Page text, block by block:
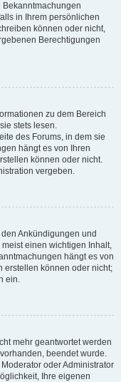
in Ihrem persönlichen
können oder nicht,
Berechtigungen
zu dem Bereich
stets lesen.
des Forums, in dem sie
hängt es von Ihren
können oder nicht.
vergeben.
Ankündigungen und
einen wichtigen Inhalt,
hängt es von
erstellen können oder nicht;
ein.
mehr geantwortet werden
beendet wurde.
oder Administrator
Ihre eigenen